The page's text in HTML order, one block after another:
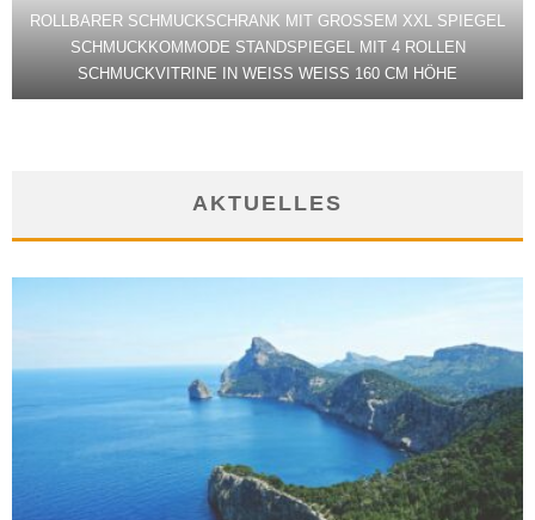
ROLLBARER SCHMUCKSCHRANK MIT GROSSEM XXL SPIEGEL S
CHMUCKKOMMODE STANDSPIEGEL MIT 4 ROLLEN S
CHMUCKVITRINE IN WEISS WEISS 160 CM HÖHE
AKTUELLES